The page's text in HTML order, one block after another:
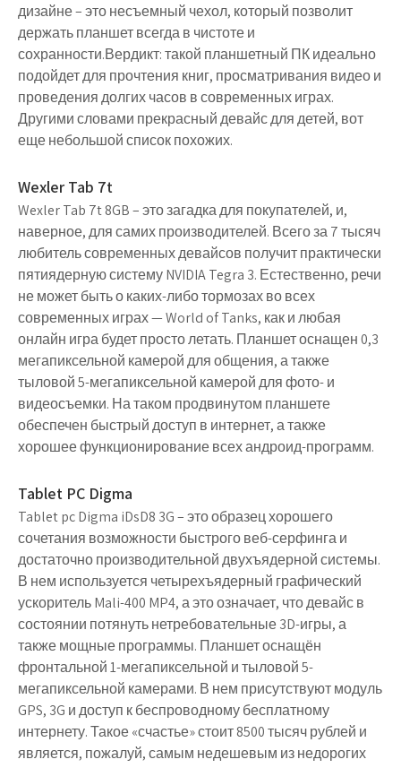
дизайне – это несъемный чехол, который позволит
держать планшет всегда в чистоте и
сохранности.Вердикт: такой планшетный ПК идеально
подойдет для прочтения книг, просматривания видео и
проведения долгих часов в современных играх.
Другими словами прекрасный девайс для детей, вот
еще небольшой список похожих.
Wexler Tab 7t
Wexler Tab 7t 8GB – это загадка для покупателей, и,
наверное, для самих производителей. Всего за 7 тысяч
любитель современных девайсов получит практически
пятиядерную систему NVIDIA Tegra 3. Естественно, речи
не может быть о каких-либо тормозах во всех
современных играх — World of Tanks, как и любая
онлайн игра будет просто летать. Планшет оснащен 0,3
мегапиксельной камерой для общения, а также
тыловой 5-мегапиксельной камерой для фото- и
видеосъемки. На таком продвинутом планшете
обеспечен быстрый доступ в интернет, а также
хорошее функционирование всех андроид-программ.
Tablet PC Digma
Tablet pc Digma iDsD8 3G – это образец хорошего
сочетания возможности быстрого веб-серфинга и
достаточно производительной двухъядерной системы.
В нем используется четырехъядерный графический
ускоритель Mali-400 MP4, а это означает, что девайс в
состоянии потянуть нетребовательные 3D-игры, а
также мощные программы. Планшет оснащён
фронтальной 1-мегапиксельной и тыловой 5-
мегапиксельной камерами. В нем присутствуют модуль
GPS, 3G и доступ к беспроводному бесплатному
интернету. Такое «счастье» стоит 8500 тысяч рублей и
является, пожалуй, самым недешевым из недорогих